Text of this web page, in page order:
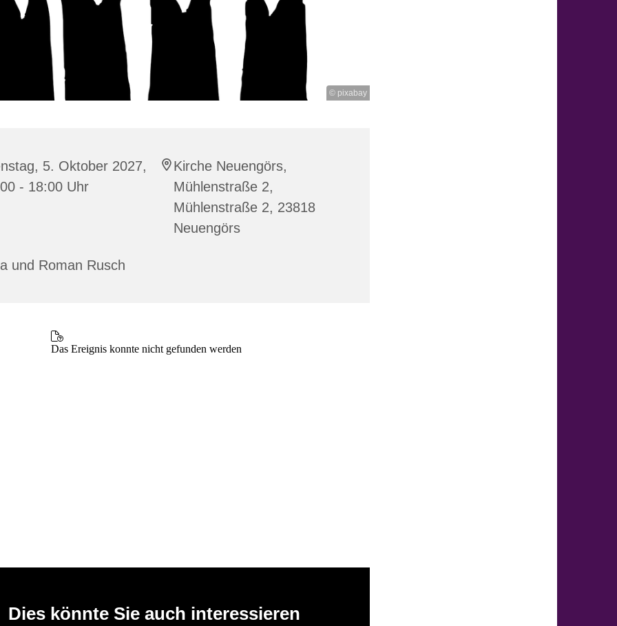
© pixabay
5. Oktober 2027,
- 18:00 Uhr
Kirche Neuengörs,
Mühlenstraße 2,
Mühlenstraße 2, 23818
Neuengörs
und Roman Rusch
Dies könnte Sie auch interessieren